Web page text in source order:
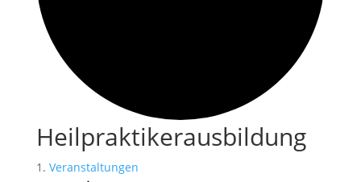
Heilpraktikerausbildung
Veranstaltungen